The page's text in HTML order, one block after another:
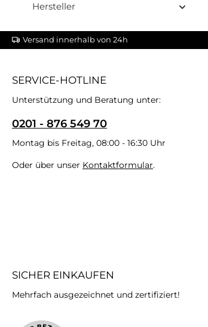
Hersteller
Versand innerhalb von 24h
SERVICE-HOTLINE
Unterstützung und Beratung unter:
0201 - 876 549 70
Montag bis Freitag, 08:00 - 16:30 Uhr
Oder über unser Kontaktformular.
SICHER EINKAUFEN
Mehrfach ausgezeichnet und zertifiziert!